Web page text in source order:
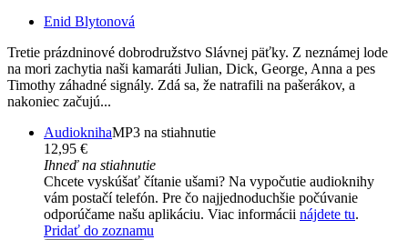
Enid Blytonová
Tretie prázdninové dobrodružstvo Slávnej päťky. Z neznámej lode
na mori zachytia naši kamaráti Julian, Dick, George, Anna a pes
Timothy záhadné signály. Zdá sa, že natrafili na pašerákov, a
nakoniec začujú...
AudioknihaMP3 na stiahnutie
12,95 €
Ihneď na stiahnutie
Chcete vyskúšať čítanie ušami? Na vypočutie audioknihy
vám postačí telefón. Pre čo najjednoduchšie počúvanie
odporúčame našu aplikáciu. Viac informácii nájdete tu.
Pridať do zoznamu